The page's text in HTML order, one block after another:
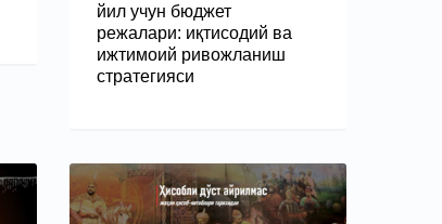
йил учун бюджет
режалари: иқтисодий ва
ижтимоий ривожланиш
стратегияси